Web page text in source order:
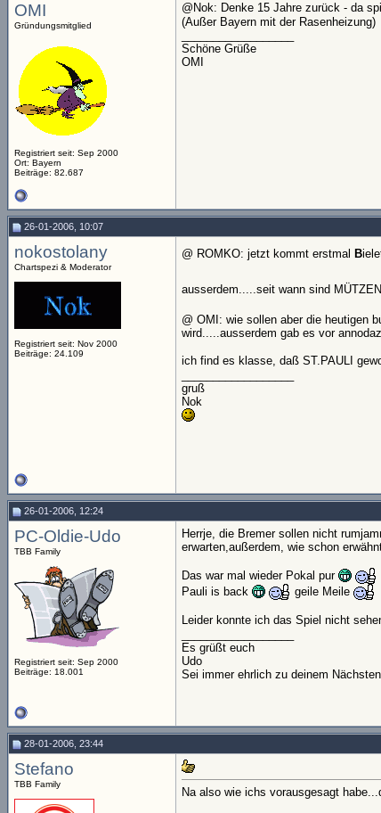
OMI
Gründungsmitglied
Registriert seit: Sep 2000
Ort: Bayern
Beiträge: 82.687
@Nok: Denke 15 Jahre zurück - da
(Außer Bayern mit der Rasenheizung)
Schöne Grüße
OMI
26-01-2006, 10:07
nokostolany
Chartspezi & Moderator
Registriert seit: Nov 2000
Beiträge: 24.109
@ ROMKO: jetzt kommt erstmal B
ausserdem.....seit wann sind
@ OMI: wie sollen aber die heutigen
wird.....ausserdem gab es vor
ich find es klasse, daß ST.PAULI
gruß
Nok
26-01-2006, 12:24
PC-Oldie-Udo
TBB Family
Registriert seit: Sep 2000
Beiträge: 18.001
Herrje, die Bremer sollen nicht
erwarten,außerdem, wie schon
Das war mal wieder Pokal pur
Pauli is back
geile Meile
Leider konnte ich das Spiel nicht
Es grüßt euch
Udo
Sei immer ehrlich zu deinem
28-01-2006, 23:44
Stefano
TBB Family
Na also wie ichs vorausgesagt